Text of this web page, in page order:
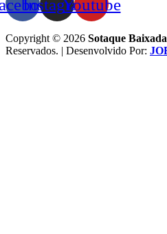
InstagramYoutube
Copyright © 2026 Sotaque Baixada
Reservados. | Desenvolvido Por: